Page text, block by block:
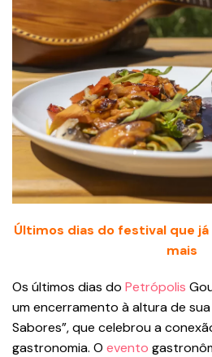
Últimos dias do festival que
mais
Os últimos dias do Petrópolis
um encerramento à altura de
Sabores”, que celebrou a
gastronomia. O evento